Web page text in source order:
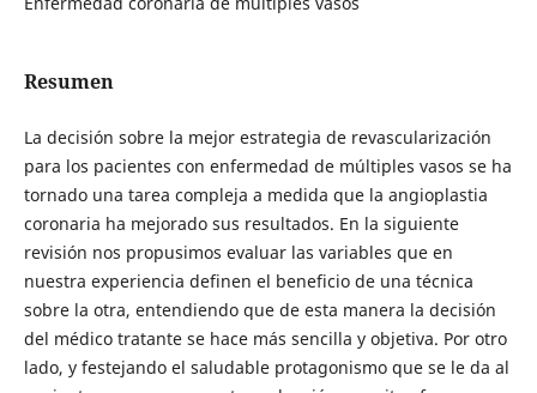
Resumen
La decisión sobre la mejor estrategia de revascularización
para los pacientes con enfermedad de múltiples vasos se ha
tornado una tarea compleja a medida que la angioplastia
coronaria ha mejorado sus resultados. En la siguiente
revisión nos propusimos evaluar las variables que en
nuestra experiencia definen el beneficio de una técnica
sobre la otra, entendiendo que de esta manera la decisión
del médico tratante se hace más sencilla y objetiva. Por otro
lado, y festejando el saludable protagonismo que se le da al